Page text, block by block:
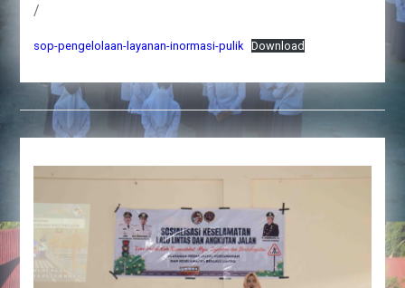
/
sop-pengelolaan-layanan-inormasi-pulik Download